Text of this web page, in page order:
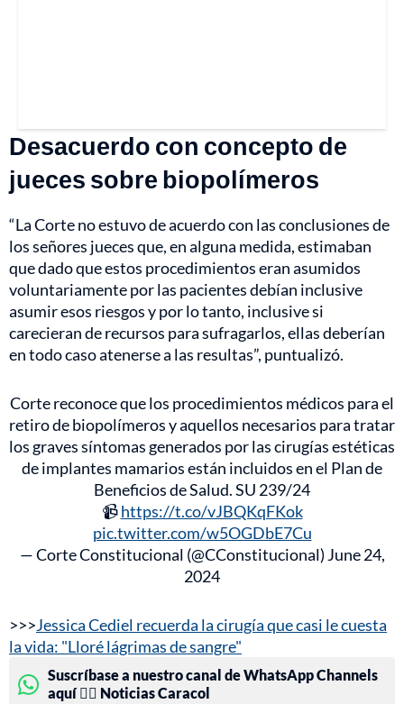
Desacuerdo con concepto de
jueces sobre biopolímeros
“La Corte no estuvo de acuerdo con las conclusiones de
los señores jueces que, en alguna medida, estimaban
que dado que estos procedimientos eran asumidos
voluntariamente por las pacientes debían inclusive
asumir esos riesgos y por lo tanto, inclusive si
carecieran de recursos para sufragarlos, ellas deberían
en todo caso atenerse a las resultas”, puntualizó.
Corte reconoce que los procedimientos médicos para el
retiro de biopolímeros y aquellos necesarios para tratar
los graves síntomas generados por las cirugías estéticas
de implantes mamarios están incluidos en el Plan de
Beneficios de Salud. SU 239/24
📹https://t.co/vJBQKqFKok
pic.twitter.com/w5OGDbE7Cu
— Corte Constitucional (@CConstitucional) June 24,
2024
>>>Jessica Cediel recuerda la cirugía que casi le cuesta
la vida: "Lloré lágrimas de sangre"
Suscríbase a nuestro canal de WhatsApp Channels
aquí 👉🏻 Noticias Caracol